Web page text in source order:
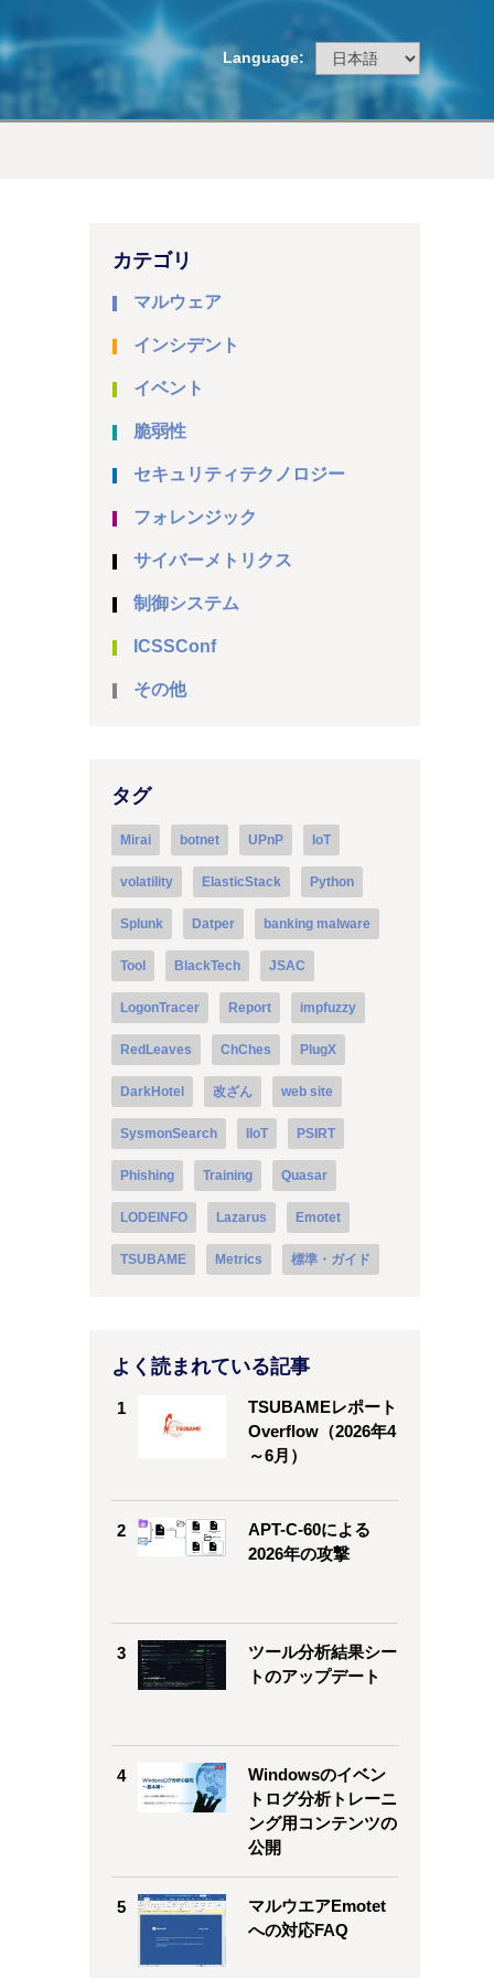
Language:
カテゴリ
マルウェア
インシデント
イベント
脆弱性
セキュリティテクノロジー
フォレンジック
サイバーメトリクス
制御システム
ICSSConf
その他
タグ
Mirai botnet UPnP IoT
volatility ElasticStack Python
Splunk Datper banking malware
Tool BlackTech JSAC
LogonTracer Report impfuzzy
RedLeaves ChChes PlugX
DarkHotel 改ざん web site
SysmonSearch IIoT PSIRT
Phishing Training Quasar
LODEINFO Lazarus Emotet
TSUBAME Metrics 標準・ガイド
よく読まれている記事
1
TSUBAMEレポート
Overflow（2026年4
～6月）
2
APT-C-60による
2026年の攻撃
3
ツール分析結果シー
トのアップデート
4
Windowsのイベン
トログ分析トレーニ
ング用コンテンツの
公開
5
マルウエアEmotet
への対応FAQ